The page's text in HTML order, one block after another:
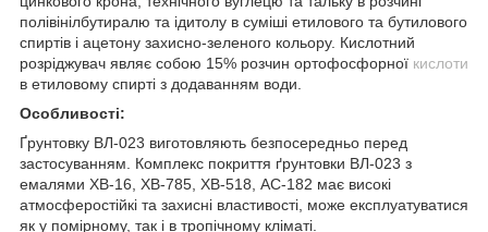
полівінілбутиралю та ідитолу в суміші етилового та бутилового
спиртів і ацетону захисно-зеленого кольору. Кислотний
розріджувач являє собою 15% розчин ортофосфорної кислоти
в етиловому спирті з додаванням води.
Особливості:
Ґрунтовку ВЛ-023 виготовляють безпосередньо перед
застосуванням. Комплекс покриття ґрунтовки ВЛ-023 з
емалями ХВ-16, ХВ-785, ХВ-518, АС-182 має високі
атмосферостійкі та захисні властивості, може експлуатуватися
як у помірному, так і в тропічному кліматі.